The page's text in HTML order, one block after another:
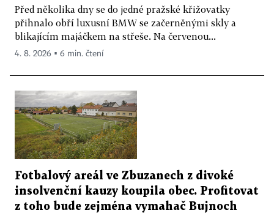
Před několika dny se do jedné pražské křižovatky
přihnalo obří luxusní BMW se začerněnými skly a
blikajícím majáčkem na střeše. Na červenou...
4. 8. 2026 ▪ 6 min. čtení
Fotbalový areál ve Zbuzanech z divoké
insolvenční kauzy koupila obec. Profitovat
z toho bude zejména vymahač Bujnoch